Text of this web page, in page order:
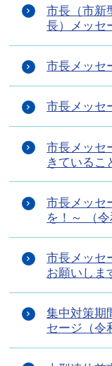
市長（市新
長）メッセ
市長メッセ
市長メッセ
市長メッセ
きているこ
市長メッセ
を！～ （令
市長メッセ
お願いしま
集中対策期
セージ（令